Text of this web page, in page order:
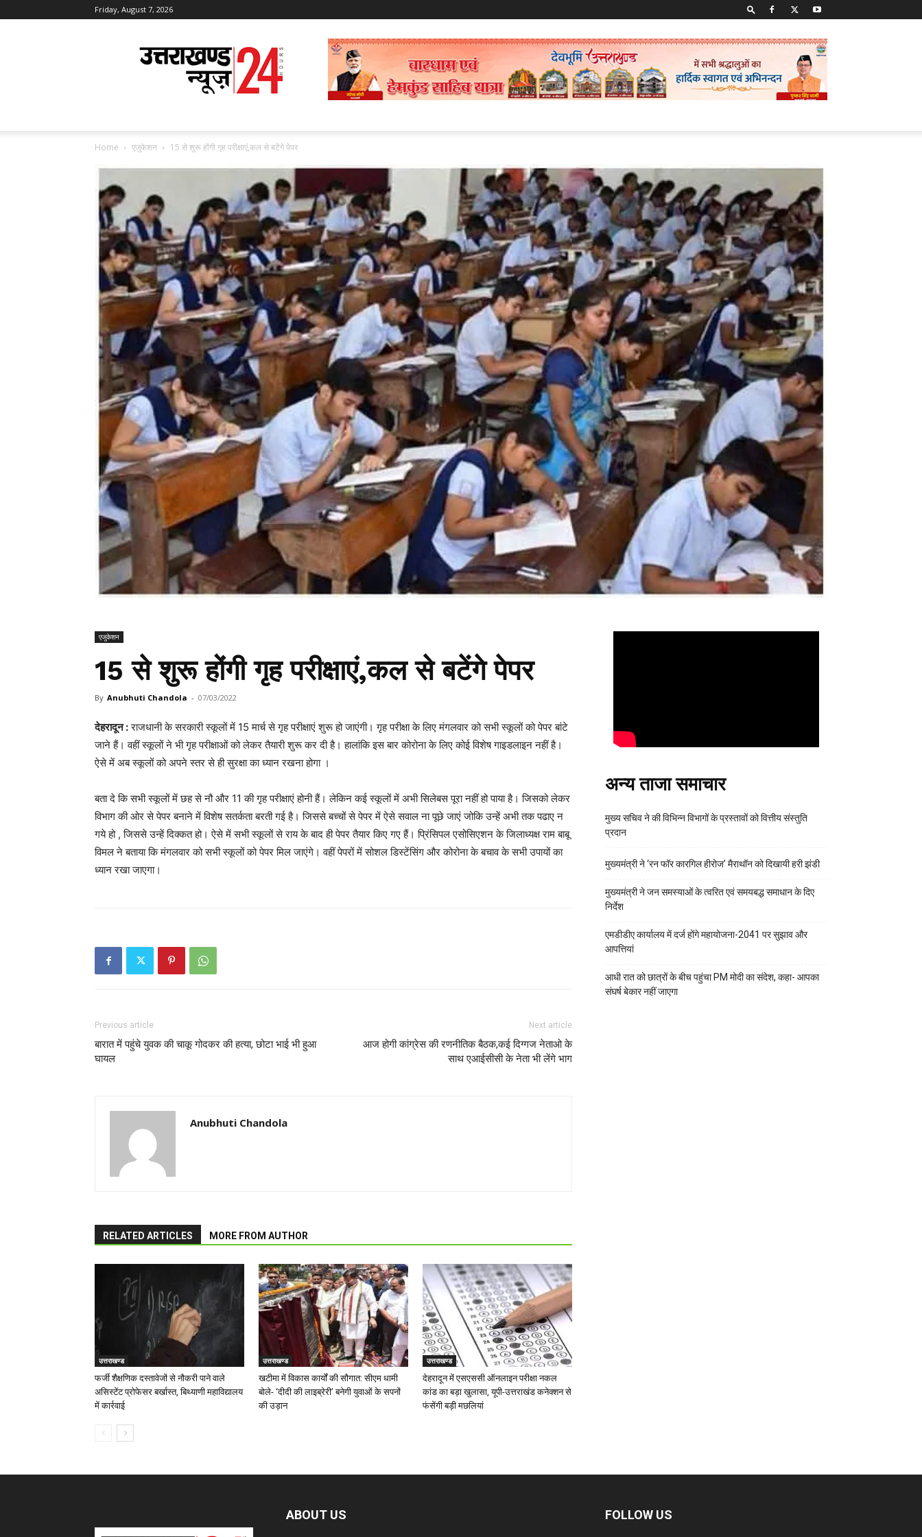
Friday, August 7, 2026
Uttarakhand
News
24
Home एजुकेशन 15 से शुरू होंगी गृह परीक्षाएं,कल से बटेंगे पेपर
एजुकेशन
15 से शुरू होंगी गृह परीक्षाएं,कल से बटेंगे पेपर
By Anubhuti Chandola - 07/03/2022
देहरादून :राजधानी के सरकारी स्कूलों में 15 मार्च से गृह परीक्षाएं शुरू हो जाएंगी। गृह परीक्षा के लिए मंगलवार को सभी स्कूलों को पेपर बांटे
जाने हैं। वहीं स्कूलों ने भी गृह परीक्षाओं को लेकर तैयारी शुरू कर दी है। हालांकि इस बार कोरोना के लिए कोई विशेष गाइडलाइन नहीं है।
ऐसे में अब स्कूलों को अपने स्तर से ही सुरक्षा का ध्यान रखना होगा ।
बता दे कि सभी स्कूलों में छह से नौ और 11 की गृह परीक्षाएं होनी हैं। लेकिन कई स्कूलों में अभी सिलेबस पूरा नहीं हो पाया है। जिसको लेकर
विभाग की ओर से पेपर बनाने में विशेष सतर्कता बरती गई है। जिससे बच्चों से पेपर में ऐसे सवाल ना पूछे जाएं जोकि उन्हें अभी तक पढाए न
गये हो , जिससे उन्हें दिक्कत हो। ऐसे में सभी स्कूलों से राय के बाद ही पेपर तैयार किए गए हैं। प्रिंसिपल एसोसिएशन के जिलाध्यक्ष राम बाबू
विमल ने बताया कि मंगलवार को सभी स्कूलों को पेपर मिल जाएंगे। वहीं पेपरों में सोशल डिस्टेंसिंग और कोरोना के बचाव के सभी उपायों का
ध्यान रखा जाएगा।
Previous article
बारात में पहुंचे युवक की चाकू गोदकर की हत्या, छोटा भाई भी हुआ
घायल
Next article
आज होगी कांग्रेस की रणनीतिक बैठक,कई दिग्गज नेताओ के
साथ एआईसीसी के नेता भी लेंगे भाग
Anubhuti Chandola
RELATED ARTICLES MORE FROM AUTHOR
उत्तराखण्ड
फर्जी शैक्षणिक दस्तावेजों से नौकरी पाने वाले
असिस्टेंट प्रोफेसर बर्खास्त, बिथ्याणी महाविद्यालय
में कार्रवाई
उत्तराखण्ड
खटीमा में विकास कार्यों की सौगात: सीएम धामी
बोले- ‘दीदी की लाइब्रेरी’ बनेगी युवाओं के सपनों
की उड़ान
उत्तराखण्ड
देहरादून में एसएससी ऑनलाइन परीक्षा नकल
कांड का बड़ा खुलासा, यूपी-उत्तराखंड कनेक्शन से
फंसेंगी बड़ी मछलियां
अन्य ताजा समाचार
मुख्य सचिव ने की विभिन्न विभागों के प्रस्तावों को वित्तीय संस्तुति
प्रदान
मुख्यमंत्री ने ‘रन फॉर कारगिल हीरोज’ मैराथॉन को दिखायी हरी झंडी
मुख्यमंत्री ने जन समस्याओं के त्वरित एवं समयबद्ध समाधान के दिए
निर्देश
एमडीडीए कार्यालय में दर्ज होंगे महायोजना-2041 पर सुझाव और
आपत्तियां
आधी रात को छात्रों के बीच पहुंचा PM मोदी का संदेश, कहा- आपका
संघर्ष बेकार नहीं जाएगा
ABOUT US FOLLOW US